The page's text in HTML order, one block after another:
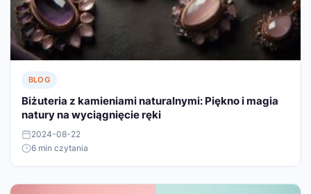
BLOG
Biżuteria z kamieniami naturalnymi: Piękno i magia
natury na wyciągnięcie ręki
2024-08-22
6 min czytania